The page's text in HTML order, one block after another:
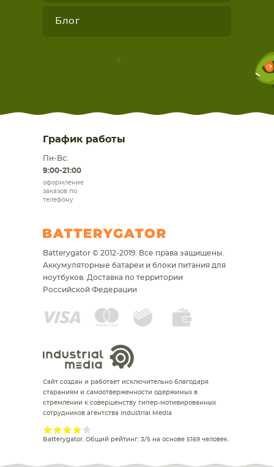
Блог
График работы
Пн-Вс:
9:00-21:00
оформление
заказов по
телефону
Batterygator © 2012-2019. Все права защищены.
Аккумуляторные батареи и блоки питания для
ноутбуков. Доставка по территории
Российской Федерации
Сайт создан и работает исключительно благодаря
стараниям и самоотверженности одержимых в
стремлении к совершенству гипер-мотивированных
сотрудников агентства Industrial Media
Batterygator. Общий рейтинг: 3/5 на основе 5169 человек.